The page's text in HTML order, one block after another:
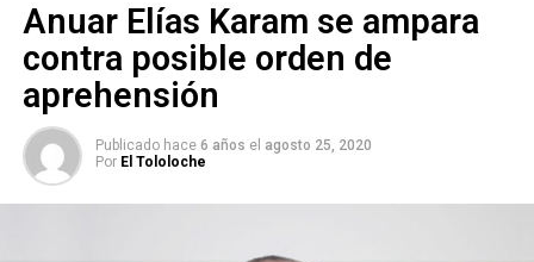
Anuar Elías Karam se ampara
contra posible orden de
aprehensión
Publicado hace 6 años el agosto 25, 2020
Por El Tololoche